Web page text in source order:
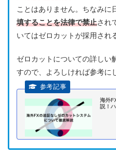
ことはありません。ちなみに
填することを法律で禁止され
いてはゼロカットが採用され
ゼロカットについての詳しい
すので、よろしければ参考に
海外
説！